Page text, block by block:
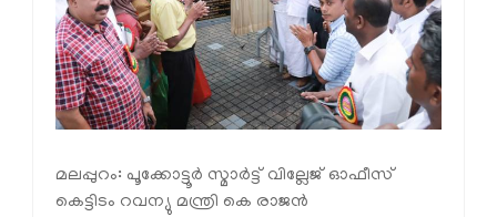
മലപ്പുറം: പൂക്കോട്ടൂർ സ്മാർട്ട് വില്ലേജ് ഓഫീസ്
കെട്ടിടം റവന്യു മന്ത്രി കെ രാജൻ